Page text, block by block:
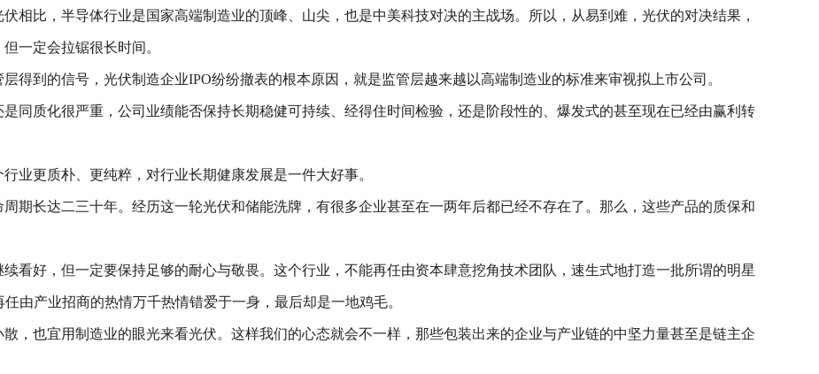
相比，半导体行业是国家高端制造业的顶峰、山尖，也是中美科技对决的主战场。所以，从易到难，光伏的对决结果，
一定会拉锯很长时间。
得到的信号，光伏制造企业IPO纷纷撤表的根本原因，就是监管层越来越以高端制造业的标准来审视拟上市公司。
同质化很严重，公司业绩能否保持长期稳健可持续、经得住时间检验，还是阶段性的、爆发式的甚至现在已经由赢利转
业更质朴、更纯粹，对行业长期健康发展是一件大好事。
期长达二三十年。经历这一轮光伏和储能洗牌，有很多企业甚至在一两年后都已经不存在了。那么，这些产品的质保和
看好，但一定要保持足够的耐心与敬畏。这个行业，不能再任由资本肆意挖角技术团队，速生式地打造一批所谓的明星
由产业招商的热情万千热情错爱于一身，最后却是一地鸡毛。
，也宜用制造业的眼光来看光伏。这样我们的心态就会不一样，那些包装出来的企业与产业链的中坚力量甚至是链主企